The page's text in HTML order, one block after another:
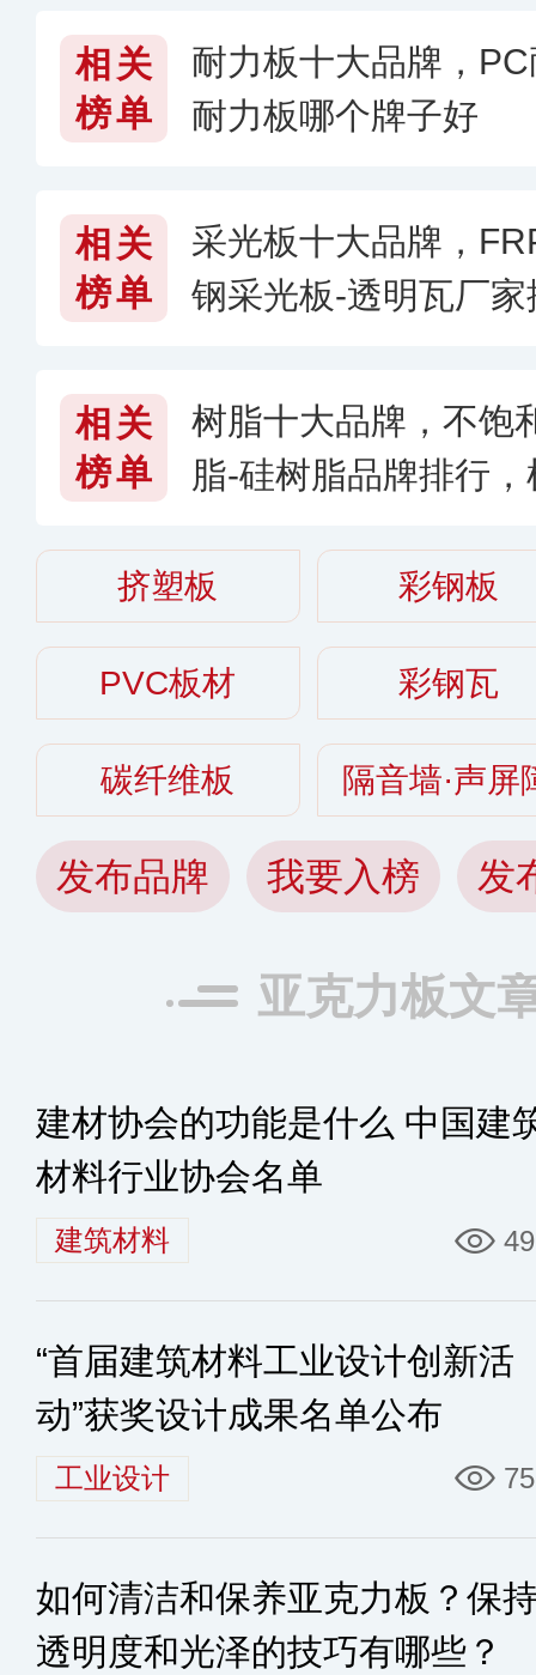
相关
榜单
耐力板十大品牌，
耐力板哪个牌子好
相关
榜单
采光板十大品牌，
钢采光板-透明瓦厂
相关
榜单
树脂十大品牌，不饱
脂-硅树脂品牌排行
挤塑板 彩钢板
PVC板材 彩钢瓦
碳纤维板 隔音墙·声屏
发布品牌 我要入榜 发
亚克力板文
建材协会的功能是什么 中国建
材料行业协会名单
建筑材料
“首届建筑材料工业设计创新活
动”获奖设计成果名单公布
工业设计
如何清洁和保养亚克力板？保
透明度和光泽的技巧有哪些？